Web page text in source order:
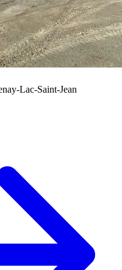
Lac-Saint-Jean